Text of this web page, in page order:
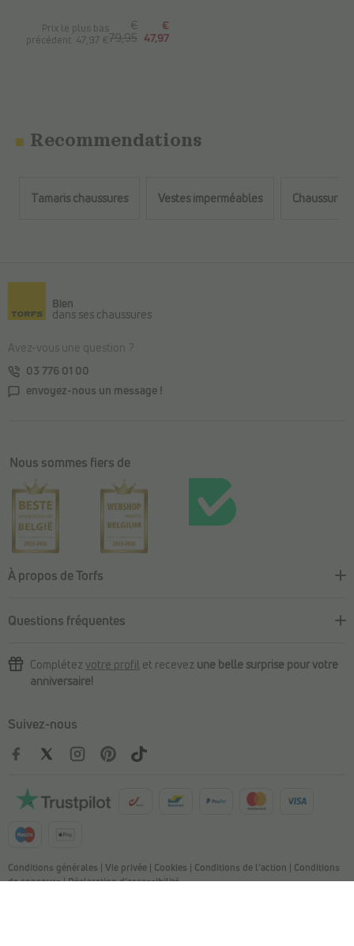
Prix le plus bas
précédent: 47,97 €
€
79,95
€
47,97
Recommendations
Tamaris chaussures Vestes imperméables Chaussures
Bien
dans ses chaussures
Avez-vous une question ?
03 776 01 00
envoyez-nous un message !
Nous sommes fiers de
À propos de Torfs
Questions fréquentes
Complétez votre profil et recevez une belle surprise pour votre
anniversaire!
Suivez-nous
Conditions générales | Vie privée | Cookies | Conditions de l'action | Conditions
de concours|Déclaration d’accessibilité